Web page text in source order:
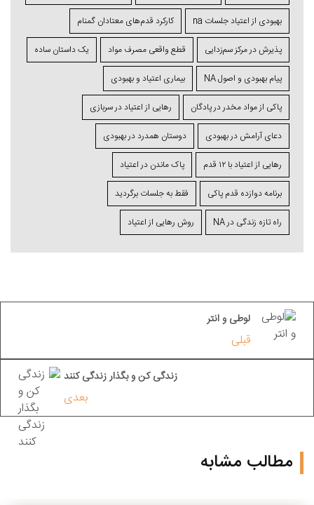
بهبودی از اعتیاد جلسات na کارکرد قدم‌های معتادان گمنام
پذیرش در مرکز سم‌زدایی قطع واقعی مصرف مواد یک داستان ساده
پیام بهبودی و اصول NA بیماری اعتیاد و بهبودی
پاکی از مواد مخدر در پادگان رهایی از اعتیاد در سربازی
دعای آرامش در بهبودی دوستان همدرد در بهبودی
رهایی از اعتیاد با ۱۲ قدم پاک ماندن در اعتیاد
برنامه دوازده قدم پاکی فقط به جلسات برگردید
راه تازه زندگی در NA روش رهایی از اعتیاد
لوطی و انتر
قبلی
زندگی کن و بگذار زندگی کنند
بعدی
مطالب مشابه